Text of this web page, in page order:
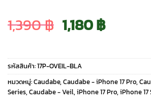
1,390฿ Original
price
was:
1,180฿Current
price
is:
รหัสสินค้า:17P-OVEIL-BLA
หมวดหมู่:Caudabe, Caudabe - iPhone 17 Pro,
Series, Caudabe - Veil, iPhone 17 Pro, iPhone 17